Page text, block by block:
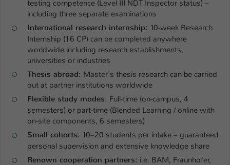
testing competence (Level III NDT Inspector status) –
including three separate examinations
International research internship: 10-week Research
Internship (16 CP) can be completed anywhere
worldwide including research establishments,
universities or industries
Thesis abroad: Master's thesis research can be carried
out at partner institutions worldwide
Flexible study modes: Full-time (on-campus, 4
semesters) or part-time (Blended Learning / online with
on-site components, 6 semesters)
Small cohorts: 10–20 students per intake – guaranteed
personal supervision and extensive knowledge share
Renown cooperation partners: i.e. BAM, Fraunhofer,
Zweck
Einstellungen. Unter anderem eine zufällig
generierte ID, für die historische
Speicherung Ihrer vorgenommen
Einstellungen, falls der Webseiten-
Betreiber dies eingestellt hat.
Name fe_typo_user / PHPSESSID
Anbieter TYPO3
Laufzeit 1 Woche
Dieses Cookie ist ein Standard-Session-
Cookie von TYPO3. Es speichert im Fall